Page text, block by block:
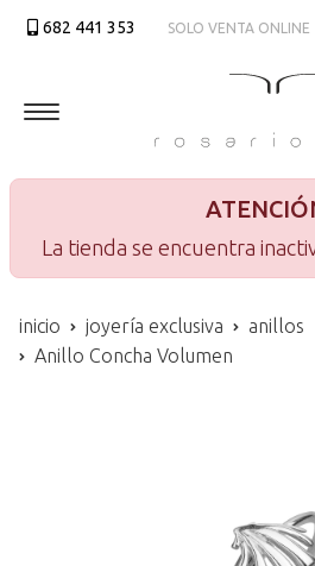
682 441 353
SOLO VENTA ONLINE
La tienda se encuentra
inicio joyería exclusiva
anillos
Anillo Concha Volumen